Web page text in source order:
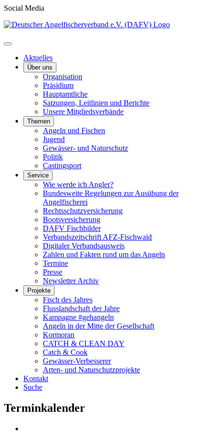
Social Media
Aktuelles
Über uns
Organisation
Präsidium
Hauptamtliche
Satzungen, Leitlinien und Berichte
Unsere Mitgliedsverbände
Themen
Angeln und Fischen
Jugend
Gewässer- und Naturschutz
Politik
Castingsport
Service
Wie werde ich Angler?
Bundesweite Regelungen zur Ausübung der
Angelfischerei
Rechtsschutzversicherung
Bootsversicherung
DAFV Fischbilder
Verbandszeitschrift AFZ-Fischwaid
Digitaler Verbandsausweis
Zahlen und Fakten rund um das Angeln
Termine
Presse
Newsletter Archiv
Projekte
Fisch des Jahres
Flusslandschaft der Jahre
Kampagne #gehangeln
Angeln in der Mitte der Gesellschaft
Kormoran
CATCH & CLEAN DAY
Catch & Cook
Gewässer-Verbesserer
Arten- und Naturschutzprojekte
Kontakt
Suche
Terminkalender